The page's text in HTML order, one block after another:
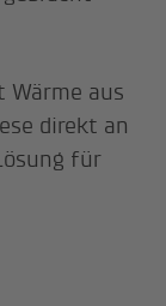
Wärme aus
direkt an
für